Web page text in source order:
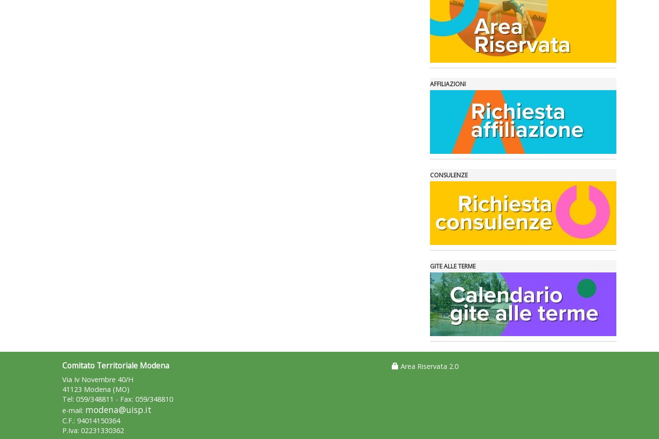
AFFILIAZIONI
CONSULENZE
GITE ALLE TERME
Comitato Territoriale Modena
Via Iv Novembre 40/H
41123 Modena (MO)
Tel: 059/348811 - Fax: 059/348810
e-mail: modena@uisp.it
C.F.: 94014150364
P.Iva: 02231330362
Area Riservata 2.0